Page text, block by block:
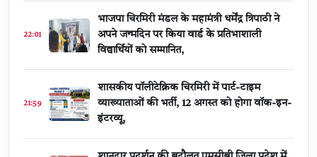
22:01
भाजपा चिरमिरी मंडल के महामंत्री धर्मेंद्र त्रिपाठी ने
अपने जन्मदिन पर किया वार्ड के प्रतिभाशाली
विद्यार्थियों को सम्मानित,
21:59
शासकीय पॉलीटेक्निक चिरमिरी में पार्ट-टाइम
व्याख्याताओं की भर्ती, 12 अगस्त को होगा वॉक-इन-
इंटरव्यू,